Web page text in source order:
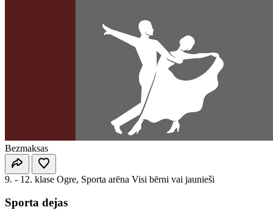
Bezmaksas
9. - 12. klase Ogre, Sporta arēna Visi bērni vai jaunieši
Sporta dejas